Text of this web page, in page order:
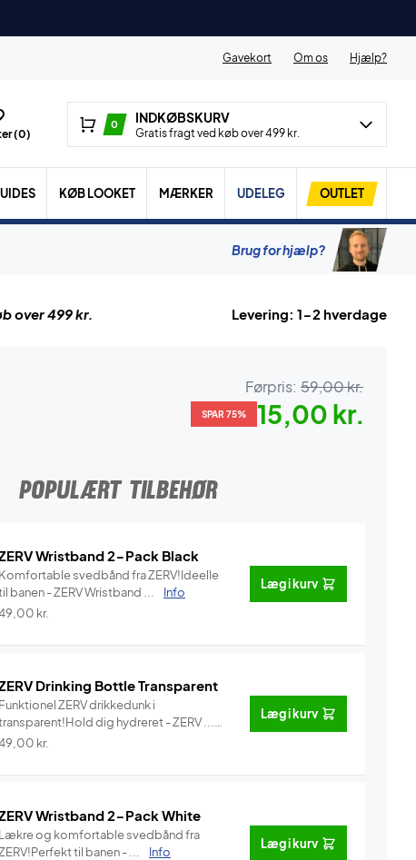
Gavekort Om os Hjælp?
(0)
0 INDKØBSKURV
Gratis fragt ved køb over 499 kr.
KØB LOOKET MÆRKER UDELEG OUTLET
Brug for hjælp?
over 499 kr. Levering: 1-2 hverdage
Førpris: 59,00 kr.
SPAR 75% 15,00 kr.
POPULÆRT TILBEHØR
Wristband 2-Pack Black
Komfortable svedbånd fra ZERV!Ideelle
banen - ZERV Wristband ...
Info
kr.
Læg i kurv
Drinking Bottle Transparent
Funktionel ZERV drikkedunk i
dig hydreret - ZERV ...
Info
kr.
Læg i kurv
Wristband 2-Pack White
Lækre og komfortable svedbånd fra
til banen - ...
Info
Læg i kurv